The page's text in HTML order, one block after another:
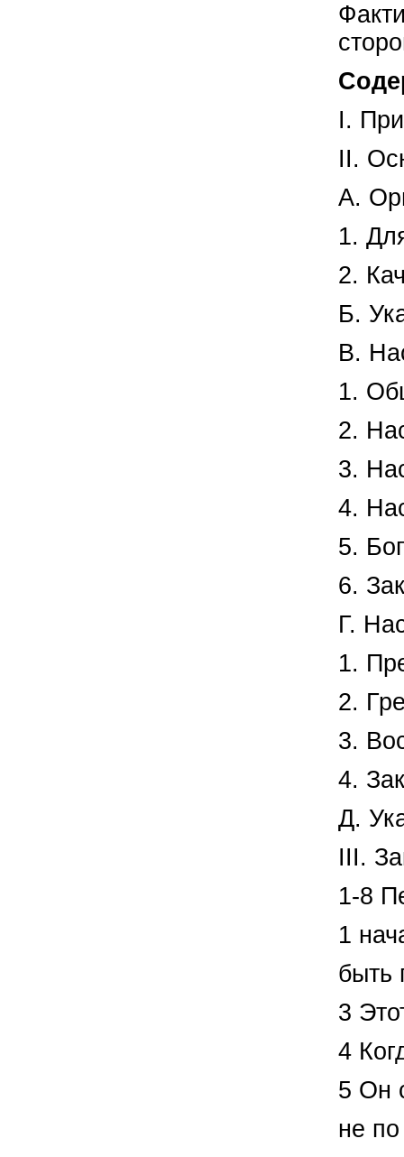
I.
II.
А.
1.
2.
Б.
В.
1.
2.
3.
4.
5.
6.
Г.
1.
2.
3.
4.
Д.
III.
1-8
1
быть
3
4
5 Он
не